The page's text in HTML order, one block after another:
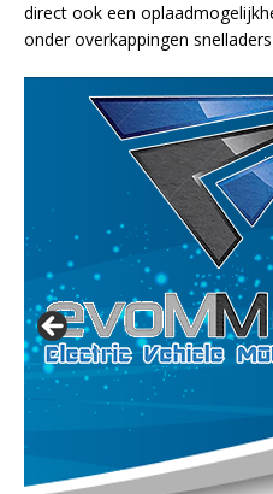
direct ook een
onder overkappingen